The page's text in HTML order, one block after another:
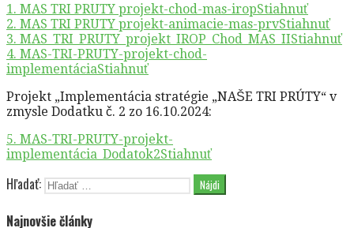
1. MAS TRI PRUTY projekt-chod-mas-iropStiahnuť
2. MAS TRI PRUTY projekt-animacie-mas-prvStiahnuť
3. MAS_TRI_PRUTY_projekt_IROP_Chod_MAS_IIStiahnuť
4. MAS-TRI-PRUTY-projekt-chod-
implementáciaStiahnuť
Projekt „Implementácia stratégie „NAŠE TRI PRÚTY“ v
zmysle Dodatku č. 2 zo 16.10.2024:
5. MAS-TRI-PRUTY-projekt-
implementácia_Dodatok2Stiahnuť
Hľadať:
Najnovšie články